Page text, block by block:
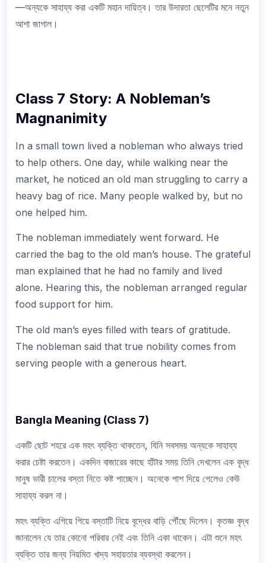
—অন্যকে সাহায্য করা একটি মহান দায়িত্ব। তার উদারতা ছেলেটির মনে নতুন
আশা জাগাল।
Class 7 Story: A Nobleman’s
Magnanimity
In a small town lived a nobleman who always tried
to help others. One day, while walking near the
market, he noticed an old man struggling to carry a
heavy bag of rice. Many people walked by, but no
one helped him.
The nobleman immediately went forward. He
carried the bag to the old man’s house. The grateful
man explained that he had no family and lived
alone. Hearing this, the nobleman arranged regular
food support for him.
The old man’s eyes filled with tears of gratitude.
The nobleman said that true nobility comes from
serving people with a generous heart.
Bangla Meaning (Class 7)
একটি ছোট শহরে এক মহৎ ব্যক্তি থাকতেন, যিনি সবসময় অন্যকে সাহায্য
করার চেষ্টা করতেন। একদিন বাজারের কাছে হাঁটার সময় তিনি দেখলেন এক বৃদ্ধ
মানুষ ভারী চালের বস্তা নিতে কষ্ট পাচ্ছেন। অনেকে পাশ দিয়ে গেলেও কেউ
সাহায্য করল না।
মহৎ ব্যক্তি এগিয়ে গিয়ে বস্তাটি নিয়ে বৃদ্ধের বাড়ি পৌঁছে দিলেন। কৃতজ্ঞ বৃদ্ধ
জানালেন যে তার কোনো পরিবার নেই এবং তিনি একা থাকেন। এটা শুনে মহৎ
ব্যক্তি তার জন্য নিয়মিত খাদ্য সহায়তার ব্যবস্থা করলেন।